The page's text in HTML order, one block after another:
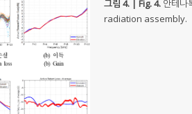
그림 4. | Fig. 4. 안테
radiation assembly.